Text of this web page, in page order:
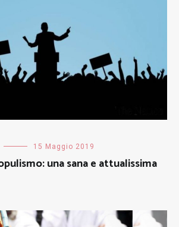
15 Maggio 2019
una sana e attualissima